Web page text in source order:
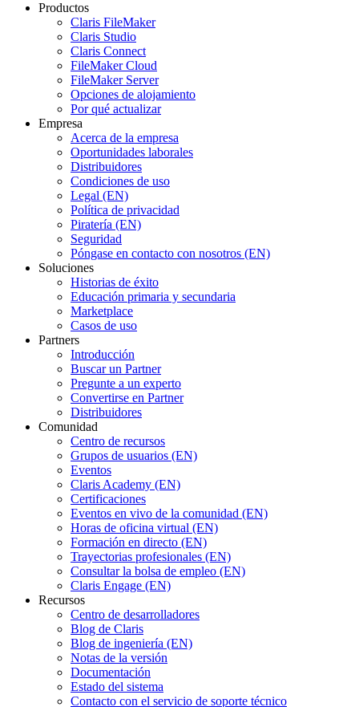
Productos
Claris FileMaker
Claris Studio
Claris Connect
FileMaker Cloud
FileMaker Server
Opciones de alojamiento
Por qué actualizar
Empresa
Acerca de la empresa
Oportunidades laborales
Distribuidores
Condiciones de uso
Legal (EN)
Política de privacidad
Piratería (EN)
Seguridad
Póngase en contacto con nosotros (EN)
Soluciones
Historias de éxito
Educación primaria y secundaria
Marketplace
Casos de uso
Partners
Introducción
Buscar un Partner
Pregunte a un experto
Convertirse en Partner
Distribuidores
Comunidad
Centro de recursos
Grupos de usuarios (EN)
Eventos
Claris Academy (EN)
Certificaciones
Eventos en vivo de la comunidad (EN)
Horas de oficina virtual (EN)
Formación en directo (EN)
Trayectorias profesionales (EN)
Consultar la bolsa de empleo (EN)
Claris Engage (EN)
Recursos
Centro de desarrolladores
Blog de Claris
Blog de ingeniería (EN)
Notas de la versión
Documentación
Estado del sistema
Contacto con el servicio de soporte técnico